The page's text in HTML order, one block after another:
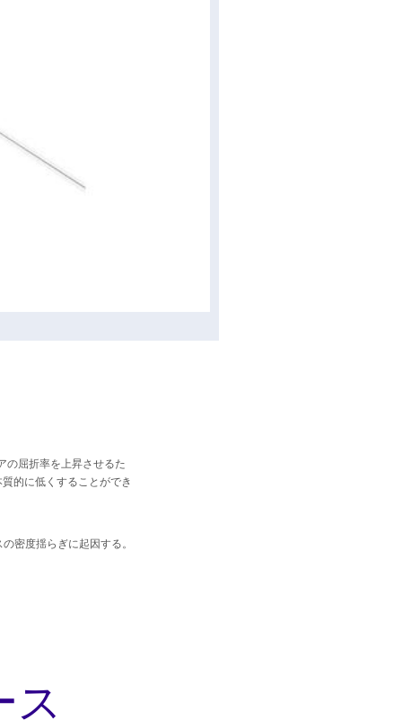
の屈折率を上昇させるた
的に低くすることができ
密度揺らぎに起因する。
ス